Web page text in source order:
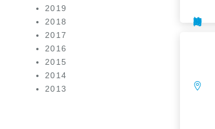
2019
2018
2017
2016
2015
2014
2013